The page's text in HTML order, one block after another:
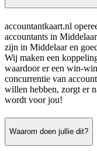
accountantkaart.nl
accountants in
zijn in Middelaar en
Wij maken een
waardoor er een win-
concurrentie van
willen hebben, zorgt er
wordt voor jou!
Waarom doen jullie dit?